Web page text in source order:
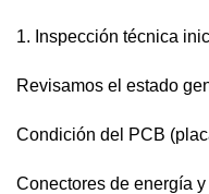
1. Inspección técnica
Revisamos el estado
Condición del PCB
Conectores de energía